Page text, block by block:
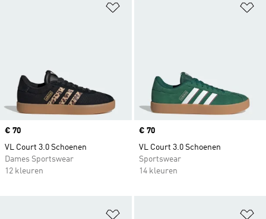
Price
€ 70
VL Court 3.0 Schoenen
Dames Sportswear
12 kleuren
Price
€ 70
VL Court 3.0 Schoenen
Sportswear
14 kleuren